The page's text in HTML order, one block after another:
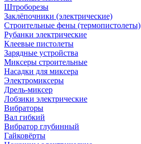
Штроборезы
Заклёпочники (электрические)
Строительные фены (термопистолеты)
Рубанки электрические
Клеевые пистолеты
Зарядные устройства
Миксеры строительные
Насадки для миксера
Электромиксеры
Дрель-миксер
Лобзики электрические
Вибраторы
Вал гибкий
Вибратор глубинный
Гайковёрты